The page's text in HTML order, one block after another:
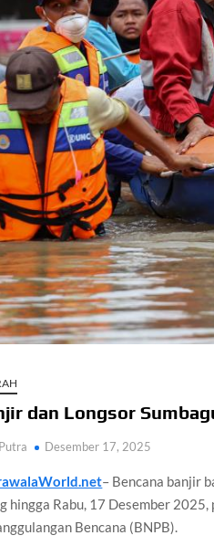
Ungkap Dampak Padel pada
MK Bahas Tanggung Jawab
Office Hollywood 2026
dan Longsor
Desember 17, 2025
– Bencana banjir
hingga Rabu, 17 Desember
Bencana (BNPB).